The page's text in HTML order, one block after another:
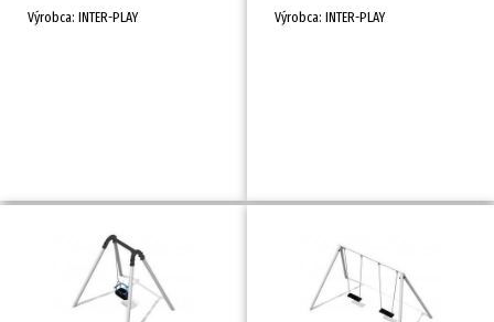
Výrobca: INTER-PLAY Výrobca: INTER-PLAY